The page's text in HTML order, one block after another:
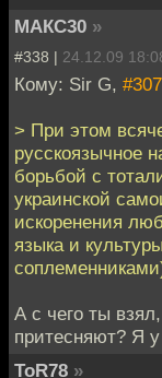
МАКС30 »
#338 | 24.12.09
Кому: Sir G, #307
> При этом
русскоязычное
борьбой с
украинской
искоренения
языка и
А с чего ты
притесняют? Я
ToR78 »